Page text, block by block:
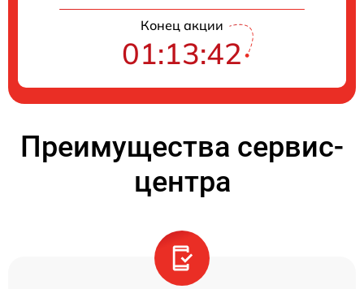
Конец акции
01:13:41
Преимущества сервис-
центра